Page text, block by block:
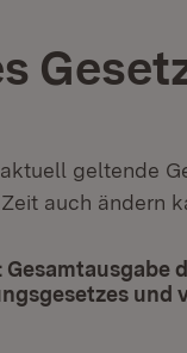
geltende
auch ändern
und